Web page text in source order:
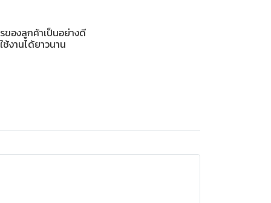
ของลูกค้าเป็นอย่างดี
งานได้ยาวนาน